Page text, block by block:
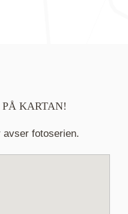
KARTAN!
avser fotoserien.